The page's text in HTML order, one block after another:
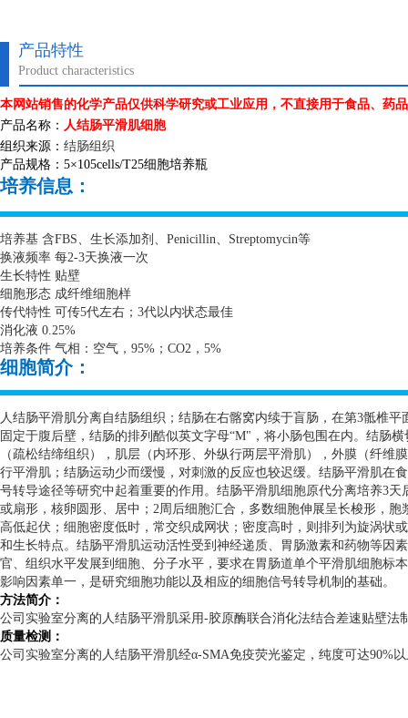
产品特性
Product characteristics
本网站销售的化学产品仅供科学研究或工业应用，不直接用于食品、药
产品名称： 人结肠平滑肌细胞
组织来源： 结肠组织
产品规格： 5×105cells/T25细胞培养瓶
培养信息：
培养基 含FBS、生长添加剂、 Penicillin、 Streptomycin等
换液频率 每2-3天换液一次
生长特性 贴壁
细胞形态 成纤维细胞样
传代特性 可传5代左右； 3代以内状态最佳
消化液 0.25%
培养条件 气相：空气， 95% ； CO2 ， 5%
细胞简介：
人结肠平滑肌分离自结肠组织；结肠在右髂窝内续于盲肠，在第3骶椎平
固定于腹后壁，结肠的排列酷似英文字母“M"，将小肠包围在内。结肠
（疏松结缔组织），肌层（内环形、外纵行两层平滑肌），外膜（纤
行平滑肌；结肠运动少而缓慢，对刺激的反应也较迟缓。结肠平滑肌在
号转导途径等研究中起着重要的作用。结肠平滑肌细胞原代分离培养3天
或扇形，核卵圆形、居中； 2周后细胞汇合，多数细胞伸展呈长梭形，
高低起伏；细胞密度低时，常交织成网状；密度高时，则排列为旋涡状
和生长特点。结肠平滑肌运动活性受到神经递质、胃肠激素和药物等因
官、组织水平发展到细胞、分子水平，要求在胃肠道单个平滑肌细胞标
影响因素单一，是研究细胞功能以及相应的细胞信号转导机制的基础。
方法简介：
公司实验室分离的人结肠平滑肌采用-胶原酶联合消化法结合差速贴壁法
质量检测：
公司实验室分离的人结肠平滑肌经α-SMA免疫荧光鉴定，纯度可达90%